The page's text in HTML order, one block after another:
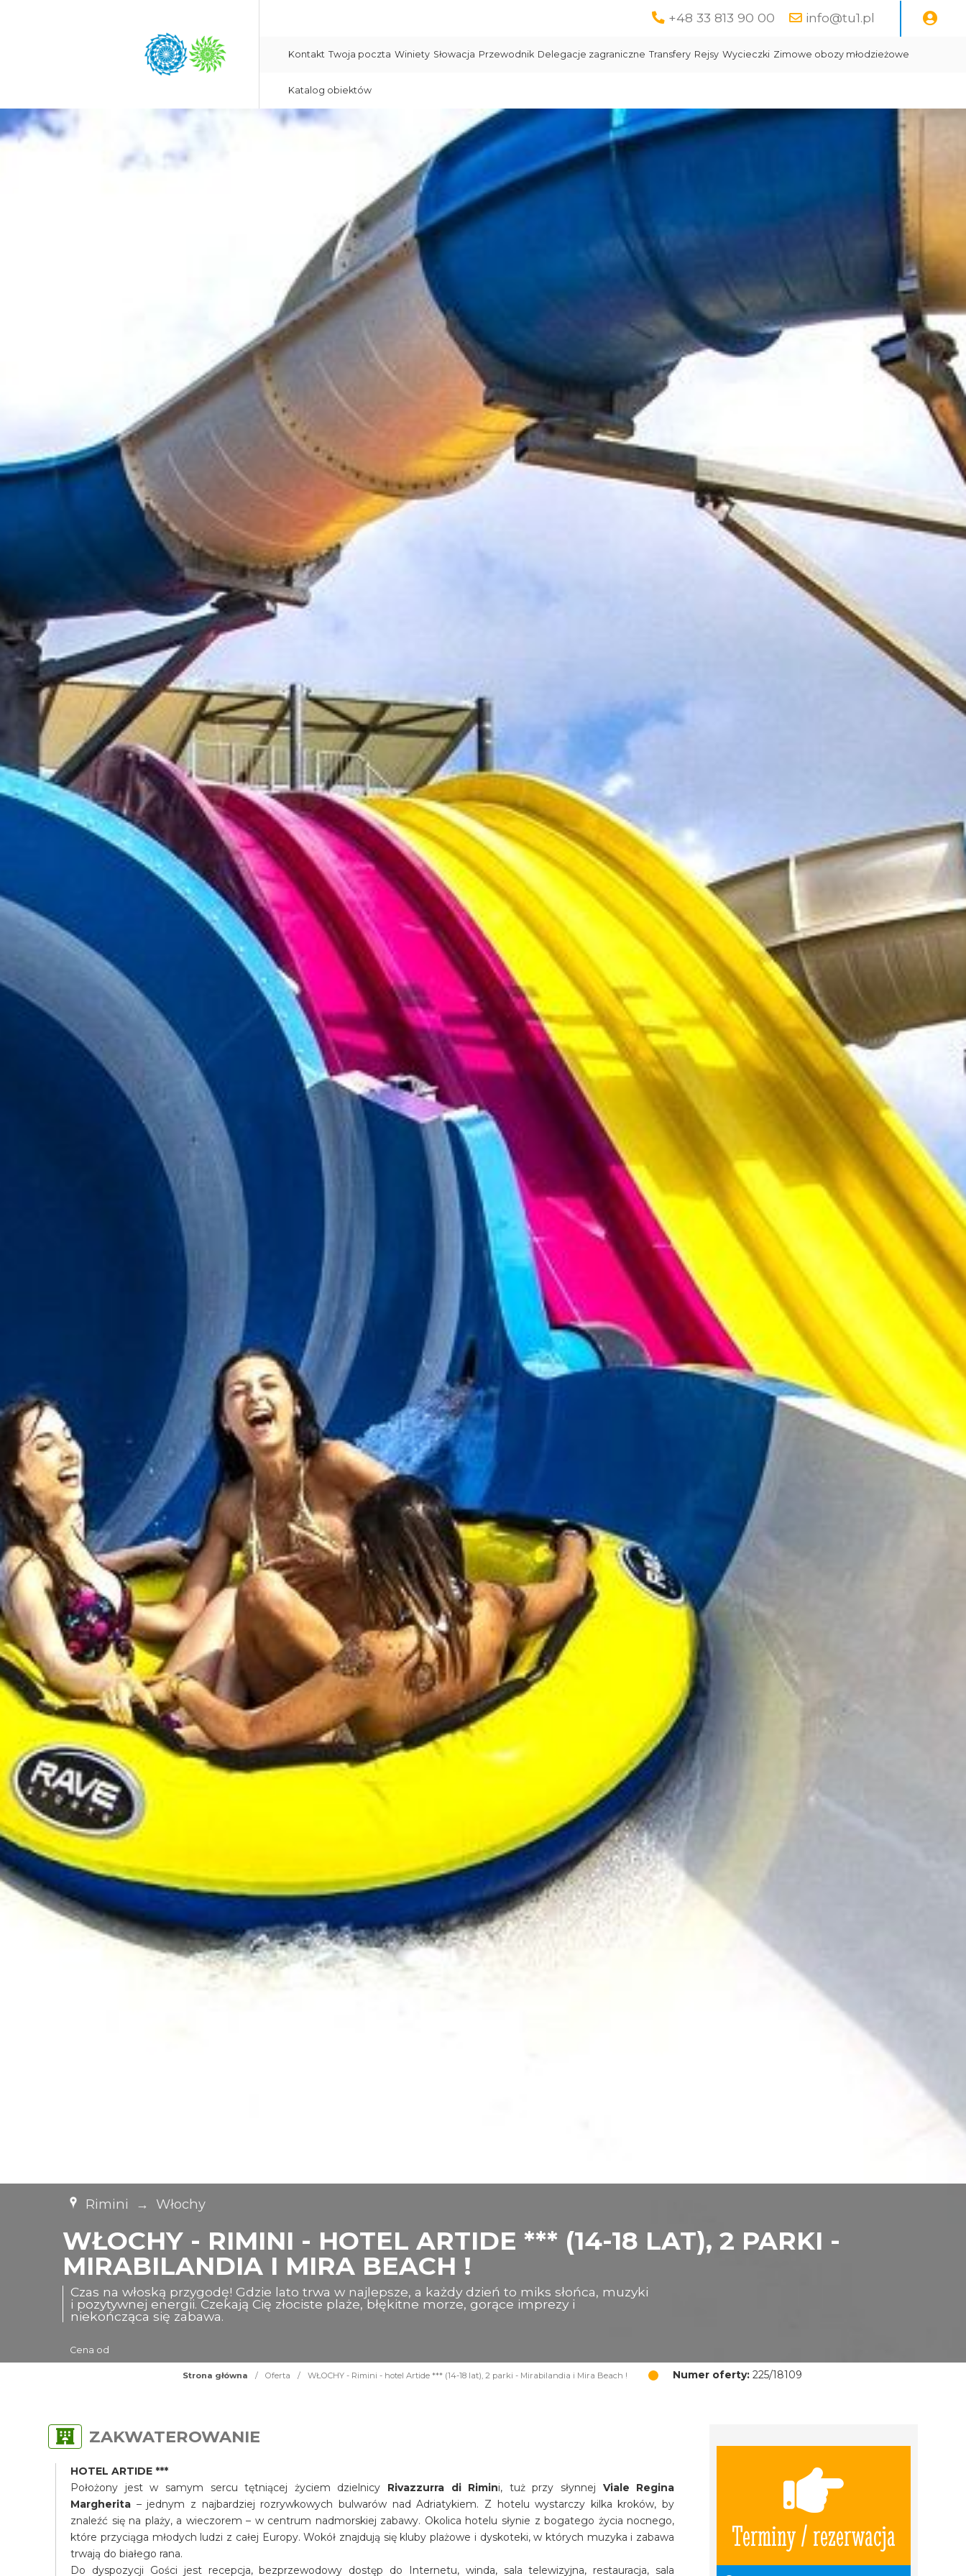
+48 33 813 90 00 info@tu1.pl
Kontakt Twoja poczta Winiety Słowacja Przewodnik Delegacje zagraniczne Transfery Rejsy Wycieczki Zimowe obozy młodzieżowe
Katalog obiektów
Rimini → Włochy
WŁOCHY - RIMINI - HOTEL ARTIDE *** (14-18 LAT), 2 PARKI -
MIRABILANDIA I MIRA BEACH !
Czas na włoską przygodę! Gdzie lato trwa w najlepsze, a każdy dzień to miks słońca, muzyki
i pozytywnej energii. Czekają Cię złociste plaże, błękitne morze, gorące imprezy i
niekończąca się zabawa.
Cena od
Strona główna / Oferta / WŁOCHY - Rimini - hotel Artide *** (14-18 lat), 2 parki - Mirabilandia i Mira Beach ! Numer oferty:225/18109
Terminy / rezerwacja
ZAKWATEROWANIE
HOTEL ARTIDE ***
Położony jest w samym sercu tętniącej życiem dzielnicy Rivazzurra di Rimini, tuż przy słynnej Viale Regina
Margherita – jednym z najbardziej rozrywkowych bulwarów nad Adriatykiem. Z hotelu wystarczy kilka kroków, by
znaleźć się na plaży, a wieczorem – w centrum nadmorskiej zabawy. Okolica hotelu słynie z bogatego życia nocnego,
które przyciąga młodych ludzi z całej Europy. Wokół znajdują się kluby plażowe i dyskoteki, w których muzyka i zabawa
trwają do białego rana.
Do dyspozycji Gości jest recepcja, bezprzewodowy dostęp do Internetu, winda, sala telewizyjna, restauracja, sala